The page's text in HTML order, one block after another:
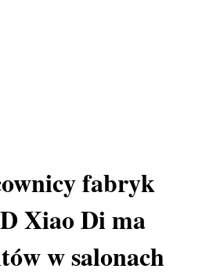
fabryk
Xiao Di ma
w salonach